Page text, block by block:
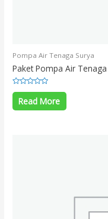
Pompa Air Tenaga Surya
Paket Pompa Air
Rated
out
of
Read More